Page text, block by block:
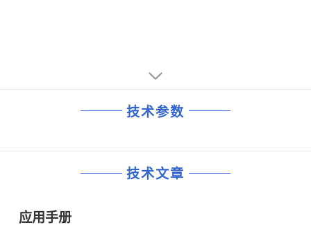
技术参数
技术文章
应用手册